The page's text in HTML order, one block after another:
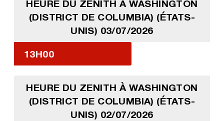
HEURE DU ZENITH À WASHINGTON
(DISTRICT DE COLUMBIA) (ÉTATS-
UNIS) 03/07/2026
13H00
HEURE DU ZENITH À WASHINGTON
(DISTRICT DE COLUMBIA) (ÉTATS-
UNIS) 02/07/2026